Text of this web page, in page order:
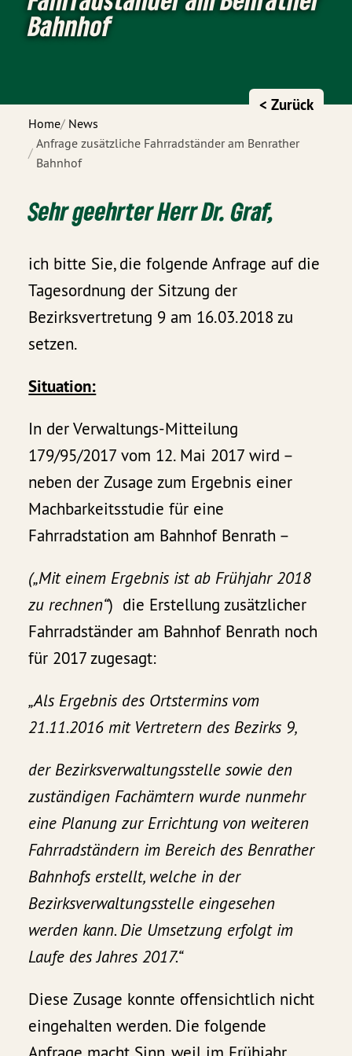
Bahnhof
Home News
Anfrage zusätzliche Fahrradständer am Benrather
Bahnhof
< Zurück
Sehr geehrter Herr Dr. Graf,
ich bitte Sie, die folgende Anfrage auf die
Tagesordnung der Sitzung der
Bezirksvertretung 9 am 16.03.2018 zu
setzen.
Situation:
In der Verwaltungs-Mitteilung
179/95/2017 vom 12. Mai 2017 wird –
neben der Zusage zum Ergebnis einer
Machbarkeitsstudie für eine
Fahrradstation am Bahnhof Benrath –
(„Mit einem Ergebnis ist ab Frühjahr 2018
zu rechnen“) die Erstellung zusätzlicher
Fahrradständer am Bahnhof Benrath noch
für 2017 zugesagt:
„Als Ergebnis des Ortstermins vom
21.11.2016 mit Vertretern des Bezirks 9,
der Bezirksverwaltungsstelle sowie den
zuständigen Fachämtern wurde nunmehr
eine Planung zur Errichtung von weiteren
Fahrradständern im Bereich des Benrather
Bahnhofs erstellt, welche in der
Bezirksverwaltungsstelle eingesehen
werden kann. Die Umsetzung erfolgt im
Laufe des Jahres 2017.“
Diese Zusage konnte offensichtlich nicht
eingehalten werden. Die folgende